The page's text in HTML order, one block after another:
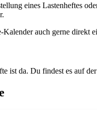
eines Lastenheftes
auch gerne direkt
ist da. Du findest es auf der